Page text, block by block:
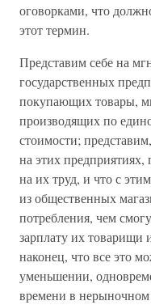
оговорками, что
этот термин.
Представим себе на
государственных
покупающих товары,
производящих по
стоимости;
на этих
на их труд, и что с
из общественных
потребления, чем
зарплату их товарищи
наконец, что все это
уменьшении,
времени в нерыночном